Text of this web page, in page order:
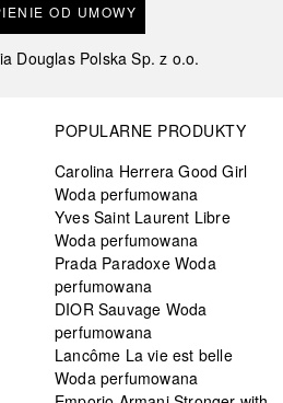
OD UMOWY
Douglas Polska Sp. z o.o.
POPULARNE PRODUKTY
Carolina Herrera Good Girl
Woda perfumowana
Yves Saint Laurent Libre
Woda perfumowana
Prada Paradoxe Woda
perfumowana
DIOR Sauvage Woda
perfumowana
Lancôme La vie est belle
Woda perfumowana